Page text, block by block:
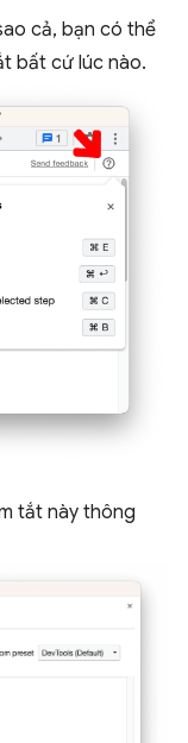
cả, bạn có thể
bất cứ lúc nào.
tắt này thông